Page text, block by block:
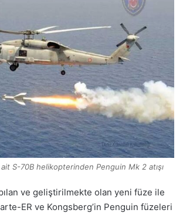
S-70B helikopterinden Penguin Mk 2 atışı
ve geliştirilmekte olan yeni füze ile
ER ve Kongsberg’in Penguin füzeleri